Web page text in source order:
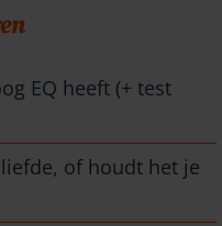
EQ heeft (+ test
of houdt het je